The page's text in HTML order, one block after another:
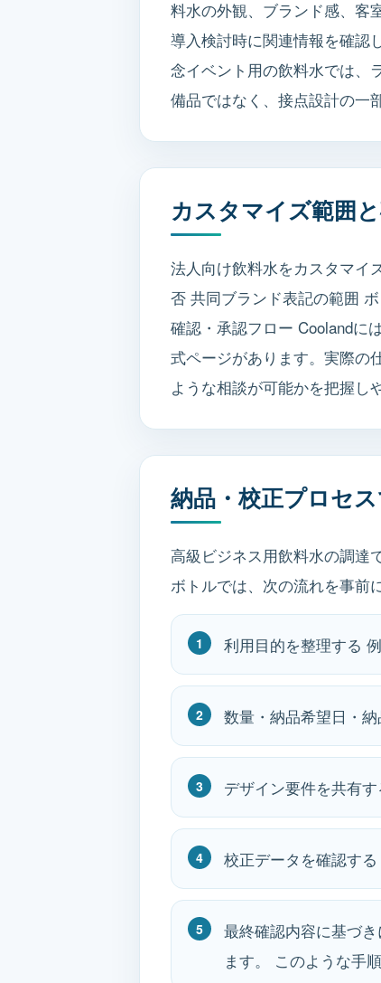
料水の外観、ブランド感、客
導入検討時に関連情報を確認
念イベント用の飲料水では、
備品ではなく、接点設計の一
カスタマイズ範囲
法人向け飲料水をカスタマイ
否 共同ブランド表記の範囲
確認・承認フロー Coolandに
式ページがあります。実際の
ような相談が可能かを把握し
納品・校正プロセ
高級ビジネス用飲料水の調達
ボトルでは、次の流れを事前
利用目的を整理する
数量・納品希望日・
デザイン要件を共有
校正データを確認す
最終確認内容に基づ
ます。 このような手